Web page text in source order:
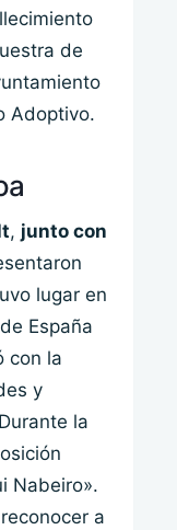
de
Adoptivo.
, junto con
lugar en
España
con la
y
la
Nabeiro».
a